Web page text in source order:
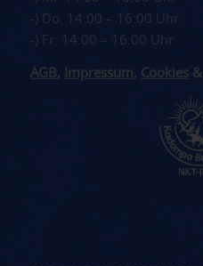
-) Do: 14:00 – 16:00 Uhr
-) Fr: 14:00 – 16:00 Uhr
AGB , Impressum, Cookies&